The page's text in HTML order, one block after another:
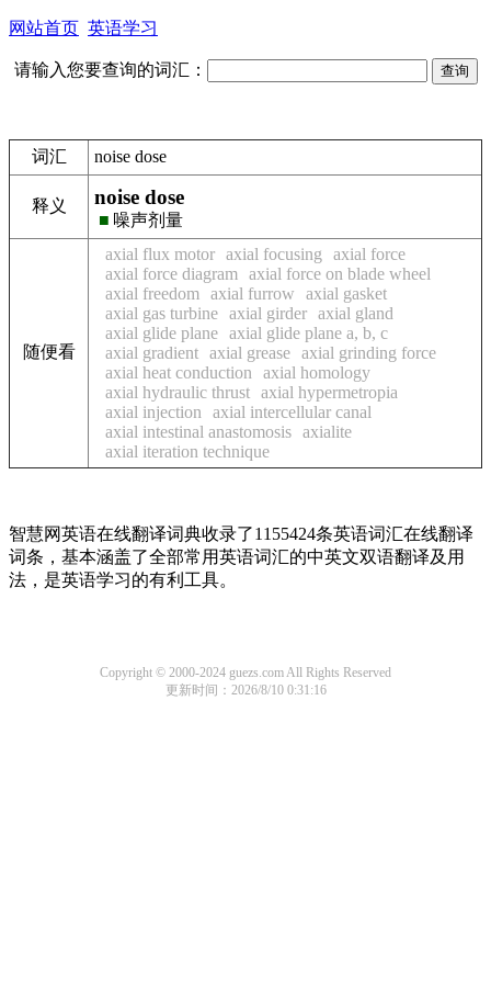
网站首页 英语学习
请输入您要查询的词汇：
词汇 noise dose
释义 noise dose
■ 噪声剂量
随便看
axial flux motor axial focusing
axial force
axial force diagram
axial force on blade wheel
axial freedom
axial furrow
axial gasket
axial gas turbine axial girder axial gland
axial glide plane axial glide plane a, b, c
axial gradient axial grease axial grinding force
axial heat conduction
axial homology
axial hydraulic thrust axial hypermetropia
axial injection
axial intercellular canal
axial intestinal anastomosis axialite
axial iteration technique
智慧网英语在线翻译词典收录了1155424条英语词汇在线翻译
词条，基本涵盖了全部常用英语词汇的中英文双语翻译及用
法，是英语学习的有利工具。
Copyright © 2000-2024 guezs.com All Rights Reserved
更新时间：2026/8/10 0:31:16